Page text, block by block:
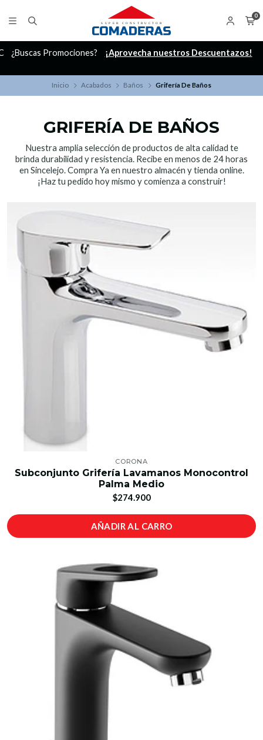
0
¿Buscas Promociones? ¡Aprovecha nuestros Descuentazos!
Inicio Acabados Baños Grifería De Baños
GRIFERÍA DE BAÑOS
Nuestra amplia selección de productos de alta calidad te
brinda durabilidad y resistencia. Recibe en menos de 24 horas
en Sincelejo. Compra Ya en nuestro almacén y tienda online.
¡Haz tu pedido hoy mismo y comienza a construir!
CORONA
Subconjunto Grifería Lavamanos Monocontrol
Palma Medio
$274.900
AÑADIR AL CARRO